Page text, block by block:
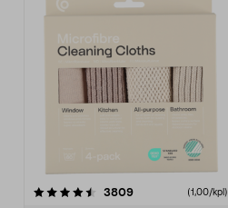
3809arvostelut (1,00/kpl)
4.5viidestä